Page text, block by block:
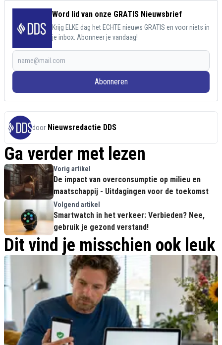
Word lid van onze GRATIS Nieuwsbrief
Krijg ELKE dag het ECHTE nieuws GRATIS en voor niets in
je inbox. Abonneer je vandaag!
Abonneren
door Nieuwsredactie DDS
Ga verder met lezen
Vorig artikel
De impact van overconsumptie op milieu en
maatschappij - Uitdagingen voor de toekomst
Volgend artikel
Smartwatch in het verkeer: Verbieden? Nee,
gebruik je gezond verstand!
Dit vind je misschien ook leuk